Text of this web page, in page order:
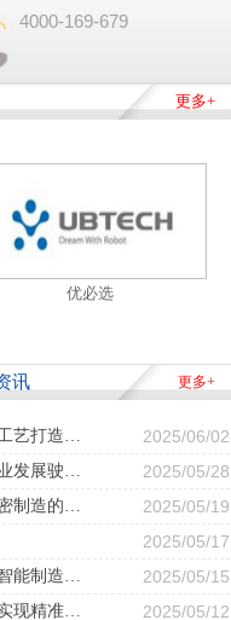
4000-169-679
更多+
优必选
讯 更多+
2025/06/02
探秘盲埋孔线路板厂：如何用精密工艺打造电路 “隐形脉络”？
2025/05/28
探寻电池电路板厂的前沿洞察：行业发展驶向何方？
2025/05/19
探秘盲埋孔线路板厂：怎样解锁精密制造的密码？
2025/05/17
2025/05/15
智能化浪潮中，电路板厂怎样推进智能制造升级？
2025/05/12
智能化浪潮下，汽车车灯线路怎样实现精准控制与智能交互？